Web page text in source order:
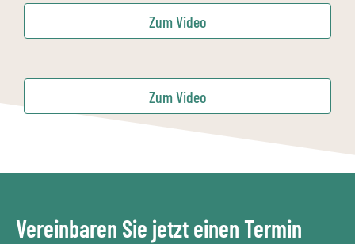
Zum Video
Zum Video
Vereinbaren Sie jetzt einen Termin